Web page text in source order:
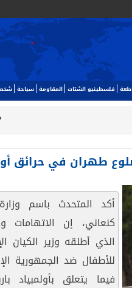
فلسطينيو الشتات المقاومة سياحة
طهران في حرائق
أكد المتحدث باسم
كنعاني، إن الاتهامات
الذي أطلقه وزير الكيان
للأطفال ضد الجمهورية